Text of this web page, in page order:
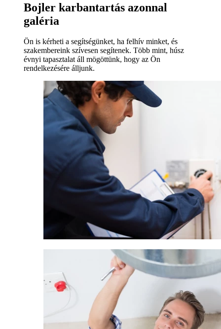
Bojler karbantartás azonnal
galéria
Ön is kérheti a segítségünket, ha felhív minket, és
szakembereink szívesen segítenek. Több mint, húsz
évnyi tapasztalat áll mögöttünk, hogy az Ön
rendelkezésére álljunk.